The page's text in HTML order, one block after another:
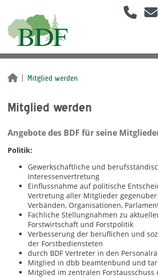
Mitglied werden
Mitglied werden
Angebote des BDF für seine
Politik:
Gewerkschaftliche und
Interessenvertretung
Einflussnahme auf politische
Vertretung aller Mitglieder
Verbänden, Organisationen,
Fachliche Stellungnahmen zu
Forstwirtschaft und Forstpolitik
Verbesserung der beruflichen und
der Forstbediensteten
durch BDF Vertreter in den
Mitglied in dbb beamtenbund und
Mitglied im zentralen Forstausschuss